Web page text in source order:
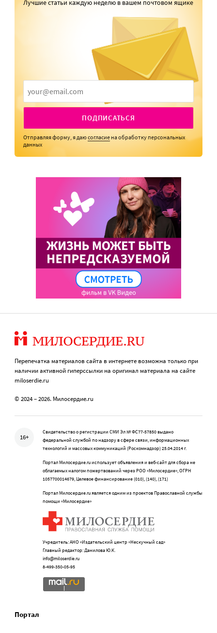
Лучшие статьи каждую неделю в вашем почтовом ящике
ПОДПИСАТЬСЯ
Отправляя форму, я даюсогласие на обработку персональных
данных
Перепечатка материалов сайта в интернете возможна только при
наличии активной гиперссылки на оригинал материала на сайте
miloserdie.ru
© 2024 – 2026. Милосердие.ru
16+
Свидетельство о регистрации СМИ Эл № ФС77-57850 выдано
федеральной службой по надзору в сфере связи, информационных
технологий и массовых коммуникаций (Роскомнадзор) 25.04.2014 г.
Портал Милосердие.ru использует объявления и веб-сайт для сбора не
облагаемых налогом пожертвований через РОО «Милосердие», ОГРН
1057700014679, Целевое финансирование (010), (140), (171)
Портал Милосердие.ru является одним из проектов Православной службы
помощи «Милосердие»
Учредитель: АНО «Издательский центр «Нескучный сад»
Главный редактор: Данилова Ю.К.
info@miloserdie.ru
8-499-350-05-95
Портал